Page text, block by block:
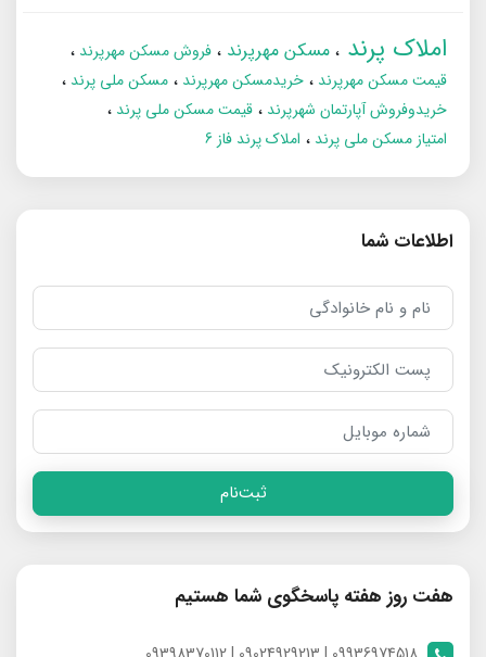
املاک پرند مسکن مهرپرند
فروش مسکن مهرپرند
قیمت مسکن مهرپرند
خریدمسکن مهرپرند
مسکن ملی پرند
خریدوفروش آپارتمان شهرپرند
قیمت مسکن ملی پرند
امتیاز مسکن ملی پرند
املاک پرند فاز 6
اطلاعات شما
ثبت‌نام
هفت روز هفته پاسخگوی شما هستیم